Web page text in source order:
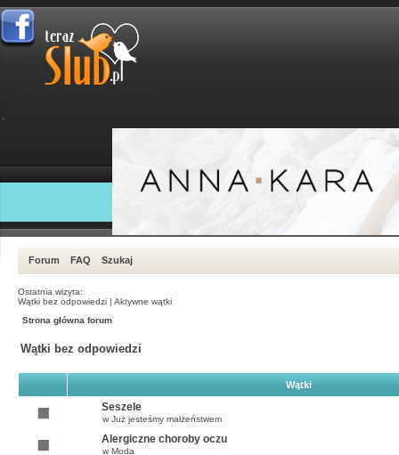
Forum FAQ Szukaj
Ostatnia wizyta:
Wątki bez odpowiedzi | Aktywne wątki
Strona główna forum
Wątki bez odpowiedzi
Wątki
Seszele
w Już jesteśmy małżeństwem
Alergiczne choroby oczu
w Moda